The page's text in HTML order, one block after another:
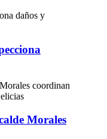
Morales